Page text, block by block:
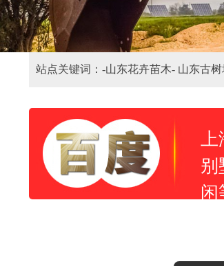
站点关键词：-山东花卉苗木- 山东古
上
别
闲